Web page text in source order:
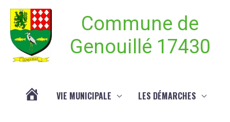
Commune de
Genouillé 17430
VIE MUNICIPALE LES DÉMARCHES